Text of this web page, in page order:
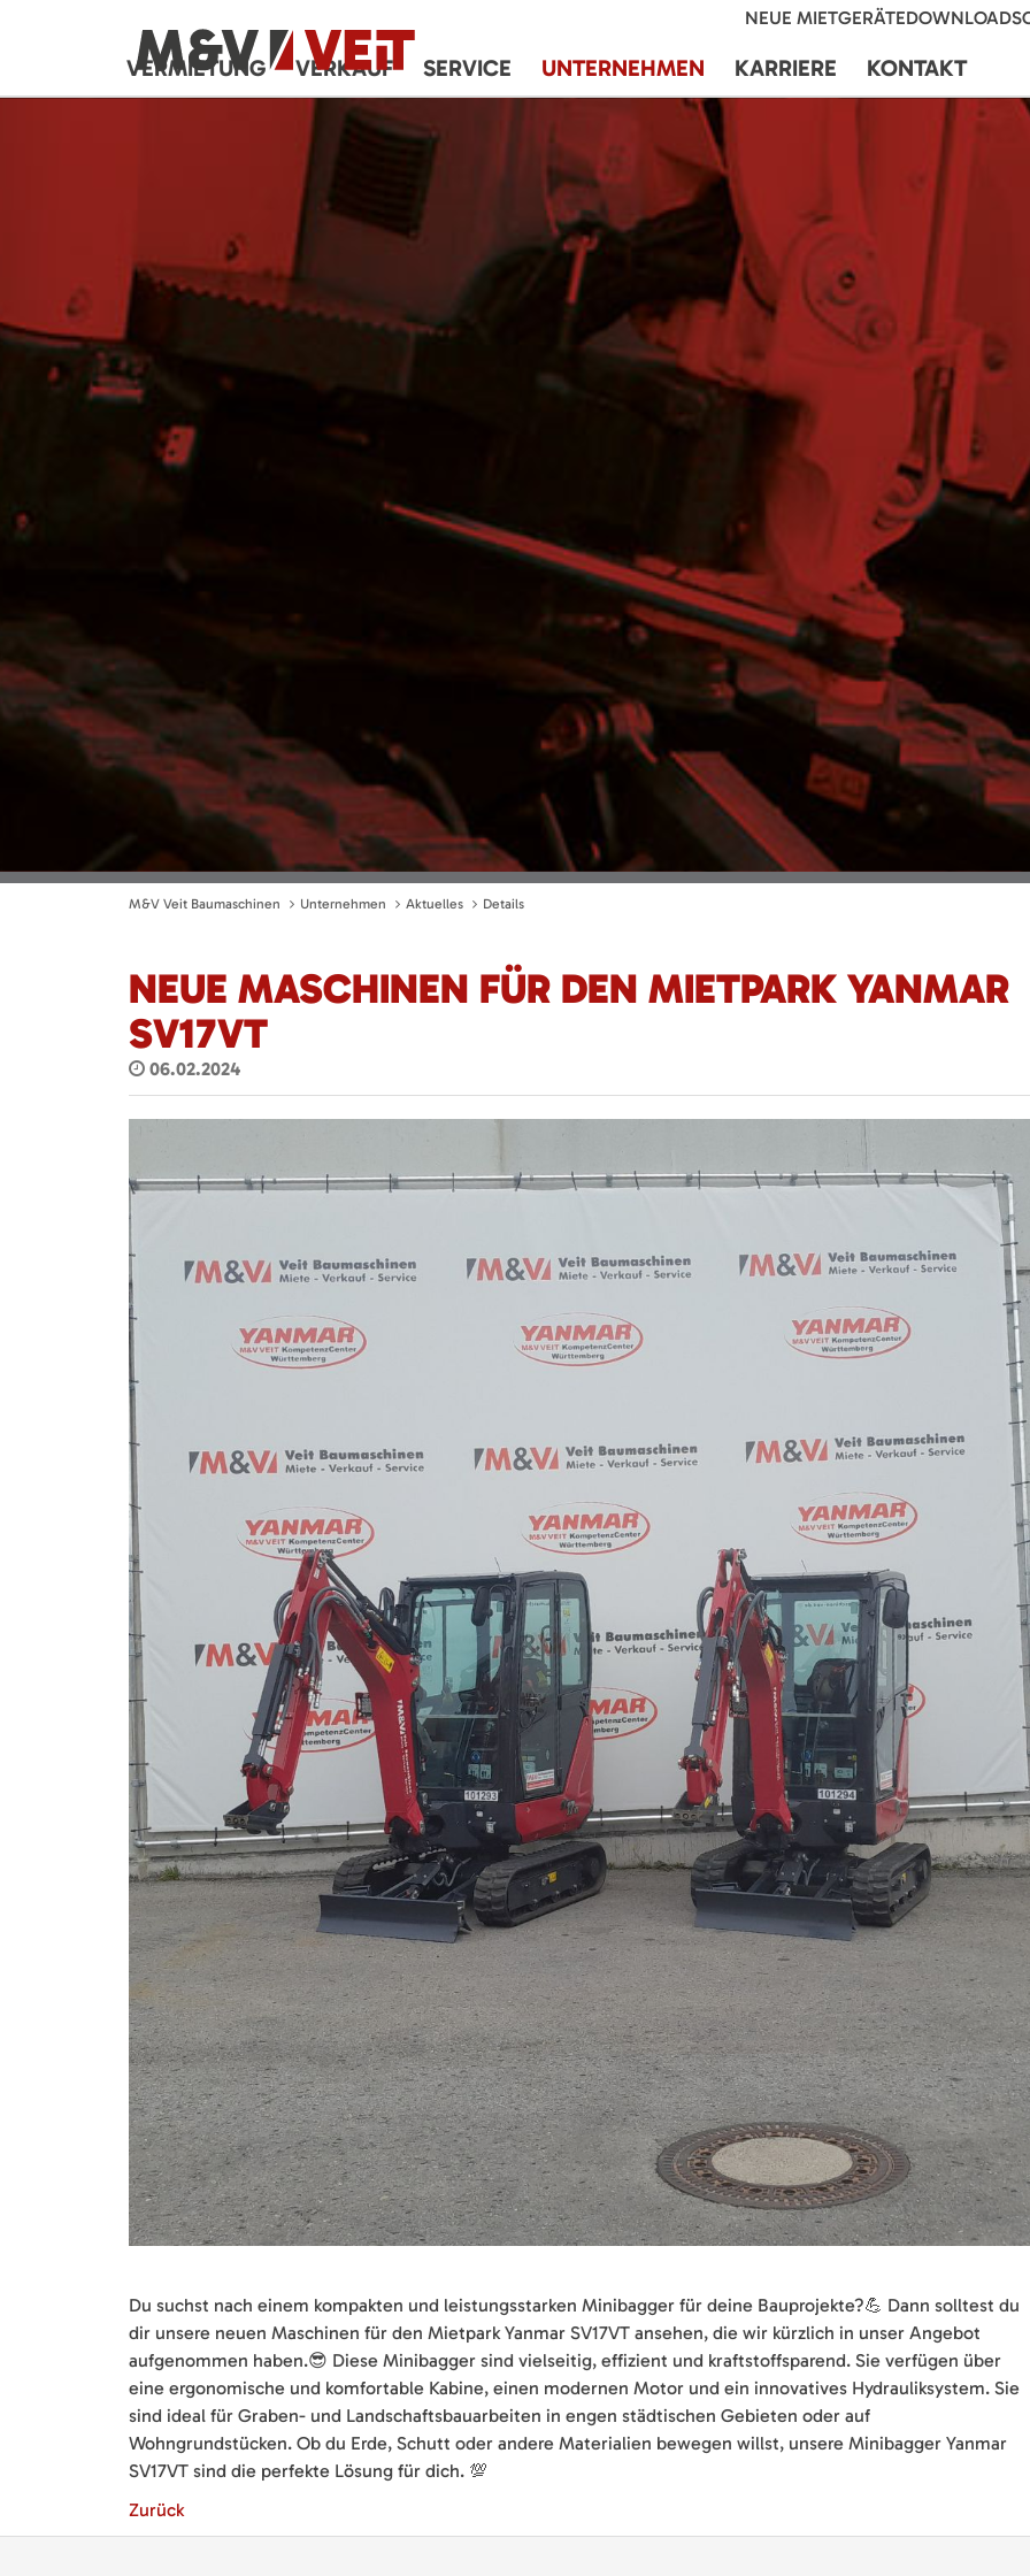
NEUE MIETGERÄTEDOWNLOADS
VERMIETUNG VERKAUF SERVICE UNTERNEHMEN KARRIERE KONTAKT
M&V Veit Baumaschinen Unternehmen Aktuelles Details
NEUE MASCHINEN FÜR DEN MIETPARK YANMAR
SV17VT
06.02.2024
Du suchst nach einem kompakten und leistungsstarken Minibagger für deine Bauprojekte?💪 Dann solltest du
dir unsere neuen Maschinen für den Mietpark Yanmar SV17VT ansehen, die wir kürzlich in unser Angebot
aufgenommen haben.😎 Diese Minibagger sind vielseitig, effizient und kraftstoffsparend. Sie verfügen über
eine ergonomische und komfortable Kabine, einen modernen Motor und ein innovatives Hydrauliksystem. Sie
sind ideal für Graben- und Landschaftsbauarbeiten in engen städtischen Gebieten oder auf
Wohngrundstücken. Ob du Erde, Schutt oder andere Materialien bewegen willst, unsere Minibagger Yanmar
SV17VT sind die perfekte Lösung für dich. 💯
Zurück